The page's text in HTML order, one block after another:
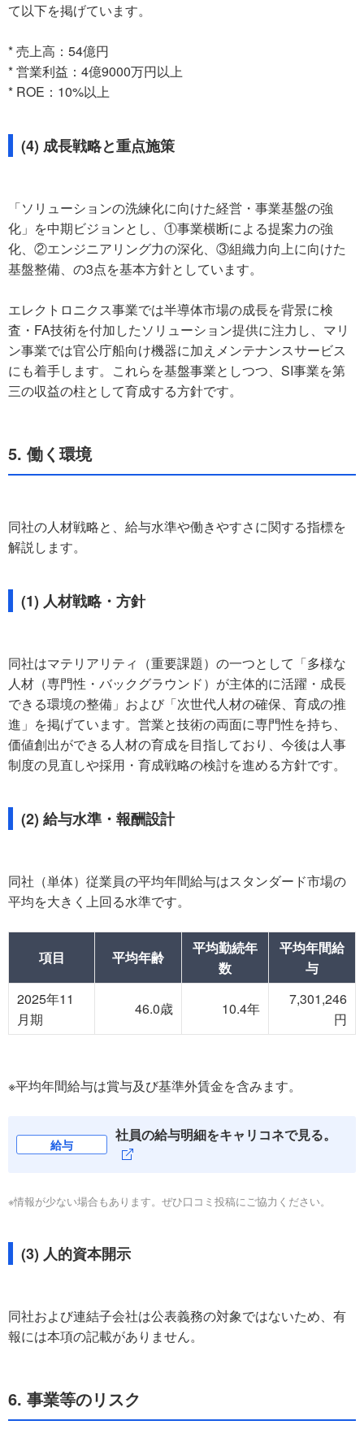
て以下を掲げています。
* 売上高：54億円
* 営業利益：4億9000万円以上
* ROE：10%以上
(4) 成長戦略と重点施策
「ソリューションの洗練化に向けた経営・事業基盤の強
化」を中期ビジョンとし、①事業横断による提案力の強
化、②エンジニアリング力の深化、③組織力向上に向けた
基盤整備、の3点を基本方針としています。
エレクトロニクス事業では半導体市場の成長を背景に検
査・FA技術を付加したソリューション提供に注力し、マリ
ン事業では官公庁船向け機器に加えメンテナンスサービス
にも着手します。これらを基盤事業としつつ、SI事業を第
三の収益の柱として育成する方針です。
5. 働く環境
同社の人材戦略と、給与水準や働きやすさに関する指標を
解説します。
(1) 人材戦略・方針
同社はマテリアリティ（重要課題）の一つとして「多様な
人材（専門性・バックグラウンド）が主体的に活躍・成長
できる環境の整備」および「次世代人材の確保、育成の推
進」を掲げています。営業と技術の両面に専門性を持ち、
価値創出ができる人材の育成を目指しており、今後は人事
制度の見直しや採用・育成戦略の検討を進める方針です。
(2) 給与水準・報酬設計
同社（単体）従業員の平均年間給与はスタンダード市場の
平均を大きく上回る水準です。
項目 平均年齢
平均勤続年
数
平均年間給
与
2025年11
月期
46.0歳 10.4年
7,301,246
円
※平均年間給与は賞与及び基準外賃金を含みます。
給与
社員の給与明細をキャリコネで見る。
※情報が少ない場合もあります。ぜひ口コミ投稿にご協力ください。
(3) 人的資本開示
同社および連結子会社は公表義務の対象ではないため、有
報には本項の記載がありません。
6. 事業等のリスク